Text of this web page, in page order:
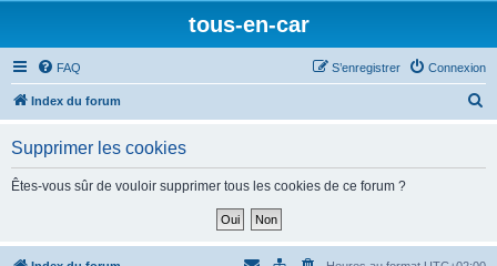
tous-en-car
FAQ Connexion
S’enregistrer
Index du forum
Supprimer les cookies
Êtes-vous sûr de vouloir supprimer tous les cookies de ce forum ?